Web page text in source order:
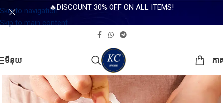
Skip to navigation
Skip to main content
🔥DISCOUNT 30% OFF ON ALL ITEMS!
មីនុយ ភា